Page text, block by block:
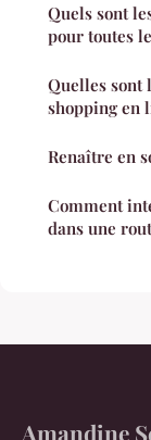
Quels sont
pour toutes
Quelles sont
shopping en
Renaître en
Comment
dans une
Amandine